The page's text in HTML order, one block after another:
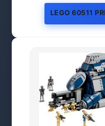
LEGO 60511